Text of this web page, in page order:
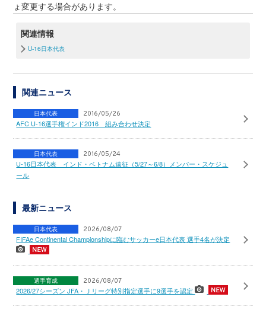
ょ変更する場合があります。
関連情報
U-16日本代表
関連ニュース
日本代表 2016/05/26
AFC U-16選手権インド2016 組み合わせ決定
日本代表 2016/05/24
U-16日本代表 インド・ベトナム遠征（5/27～6/8）メンバー・スケジュ
ール
最新ニュース
日本代表 2026/08/07
FIFAe Continental Championshipに臨むサッカーe日本代表 選手4名が決定
選手育成 2026/08/07
2026/27シーズン JFA・Ｊリーグ特別指定選手に9選手を認定